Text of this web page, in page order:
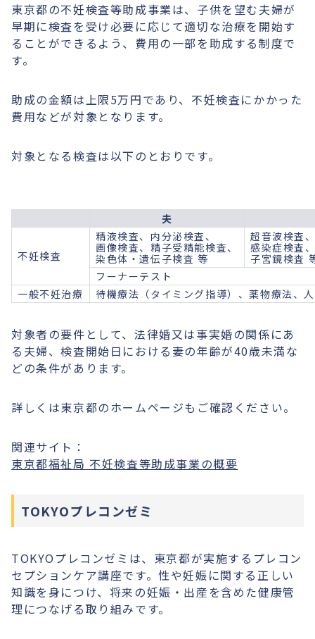
東京都の不妊検査等助成事業は、子供を望む夫婦が
早期に検査を受け必要に応じて適切な治療を開始す
ることができるよう、費用の一部を助成する制度で
す。
助成の金額は上限5万円であり、不妊検査にかかった
費用などが対象となります。
対象となる検査は以下のとおりです。
夫
不妊検査
精液検査、内分泌検査、
画像検査、精子受精能検査、
染色体・遺伝子検査 等
超音波検査
感染症検査
子宮鏡検査
フーナーテスト
一般不妊治療
待機療法（タイミング指導）、薬物療法、
対象者の要件として、法律婚又は事実婚の関係にあ
る夫婦、検査開始日における妻の年齢が40歳未満な
どの条件があります。
詳しくは東京都のホームページもご確認ください。
関連サイト：
東京都福祉局 不妊検査等助成事業の概要
TOKYOプレコンゼミ
TOKYOプレコンゼミは、東京都が実施するプレコン
セプションケア講座です。性や妊娠に関する正しい
知識を身につけ、将来の妊娠・出産を含めた健康管
理につなげる取り組みです。